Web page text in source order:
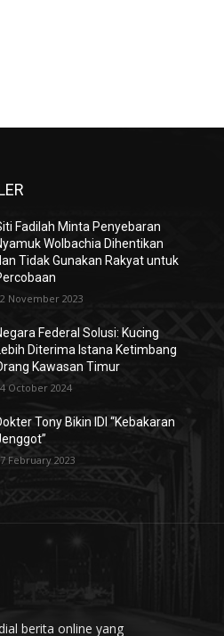
Fadilah Minta Penyebaran
Wolbachia Dihentikan
Tidak Gunakan Rakyat untuk
November 2023
Federal Solusi: Kucing
Diterima Istana Ketimbang
Kawasan Timur
October 2024
Tony Bikin IDI “Kebakaran
February 2023
berita online yang